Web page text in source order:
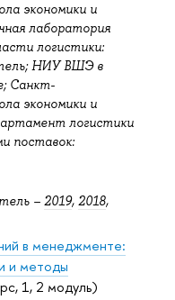
экономики и
лаборатория
логистики:
НИУ ВШЭ в
Санкт-
экономики и
логистики
поставок:
– 2019, 2018,
в менеджменте:
и методы
1, 2 модуль)